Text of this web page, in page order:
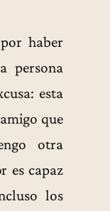
haber
persona
esta
que
otra
es capaz
los